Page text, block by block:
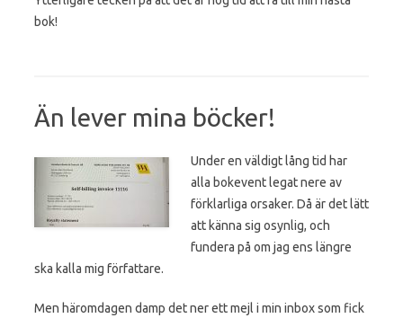
bok!
Än lever mina böcker!
Under en väldigt lång tid har
alla bokevent legat nere av
förklarliga orsaker. Då är det lätt
att känna sig osynlig, och
fundera på om jag ens längre
ska kalla mig författare.
Men häromdagen damp det ner ett mejl i min inbox som fick